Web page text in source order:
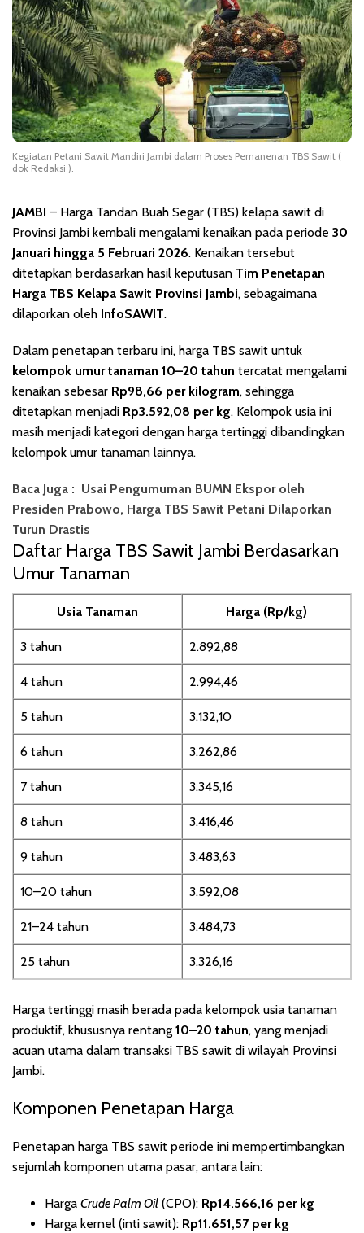
Kegiatan Petani Sawit Mandiri Jambi dalam Proses Pemanenan TBS Sawit (
dok Redaksi ).
JAMBI – Harga Tandan Buah Segar (TBS) kelapa sawit di
Provinsi Jambi kembali mengalami kenaikan pada periode 30
Januari hingga 5 Februari 2026. Kenaikan tersebut
ditetapkan berdasarkan hasil keputusan Tim Penetapan
Harga TBS Kelapa Sawit Provinsi Jambi, sebagaimana
dilaporkan oleh InfoSAWIT.
Dalam penetapan terbaru ini, harga TBS sawit untuk
kelompok umur tanaman 10–20 tahun tercatat mengalami
kenaikan sebesar Rp98,66 per kilogram, sehingga
ditetapkan menjadi Rp3.592,08 per kg. Kelompok usia ini
masih menjadi kategori dengan harga tertinggi dibandingkan
kelompok umur tanaman lainnya.
Baca Juga : Usai Pengumuman BUMN Ekspor oleh
Presiden Prabowo, Harga TBS Sawit Petani Dilaporkan
Turun Drastis
Daftar Harga TBS Sawit Jambi Berdasarkan
Umur Tanaman
Usia Tanaman Harga (Rp/kg)
3 tahun 2.892,88
4 tahun 2.994,46
5 tahun 3.132,10
6 tahun 3.262,86
7 tahun 3.345,16
8 tahun 3.416,46
9 tahun 3.483,63
10–20 tahun 3.592,08
21–24 tahun 3.484,73
25 tahun 3.326,16
Harga tertinggi masih berada pada kelompok usia tanaman
produktif, khususnya rentang 10–20 tahun, yang menjadi
acuan utama dalam transaksi TBS sawit di wilayah Provinsi
Jambi.
Komponen Penetapan Harga
Penetapan harga TBS sawit periode ini mempertimbangkan
sejumlah komponen utama pasar, antara lain:
Harga Crude Palm Oil (CPO): Rp14.566,16 per kg
Harga kernel (inti sawit): Rp11.651,57 per kg